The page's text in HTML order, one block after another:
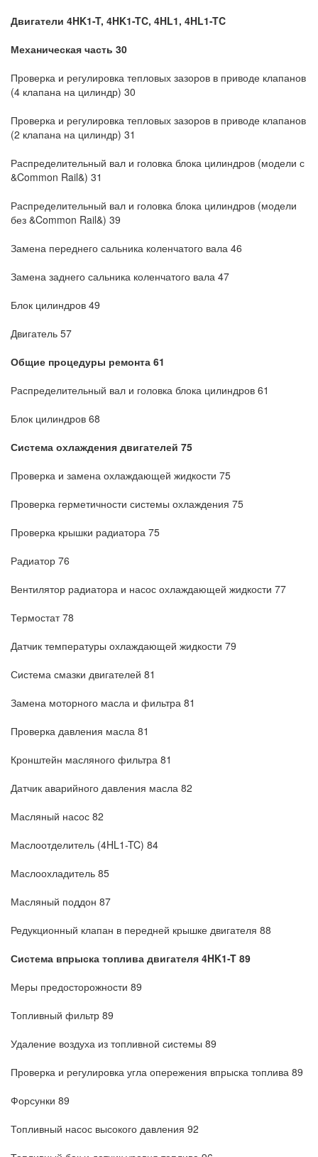
Двигатели 4HK1-T, 4HK1-TC, 4HL1, 4HL1-TC
Механическая часть 30
Проверка и регулировка тепловых зазоров в приводе клапанов
(4 клапана на цилиндр) 30
Проверка и регулировка тепловых зазоров в приводе клапанов
(2 клапана на цилиндр) 31
Распределительный вал и головка блока цилиндров (модели с
&Common Rail&) 31
Распределительный вал и головка блока цилиндров (модели
без &Common Rail&) 39
Замена переднего сальника коленчатого вала 46
Замена заднего сальника коленчатого вала 47
Блок цилиндров 49
Двигатель 57
Общие процедуры ремонта 61
Распределительный вал и головка блока цилиндров 61
Блок цилиндров 68
Система охлаждения двигателей 75
Проверка и замена охлаждающей жидкости 75
Проверка герметичности системы охлаждения 75
Проверка крышки радиатора 75
Радиатор 76
Вентилятор радиатора и насос охлаждающей жидкости 77
Термостат 78
Датчик температуры охлаждающей жидкости 79
Система смазки двигателей 81
Замена моторного масла и фильтра 81
Проверка давления масла 81
Кронштейн масляного фильтра 81
Датчик аварийного давления масла 82
Масляный насос 82
Маслоотделитель (4HL1-TC) 84
Маслоохладитель 85
Масляный поддон 87
Редукционный клапан в передней крышке двигателя 88
Система впрыска топлива двигателя 4HK1-T 89
Меры предосторожности 89
Топливный фильтр 89
Удаление воздуха из топливной системы 89
Проверка и регулировка угла опережения впрыска топлива 89
Форсунки 89
Топливный насос высокого давления 92